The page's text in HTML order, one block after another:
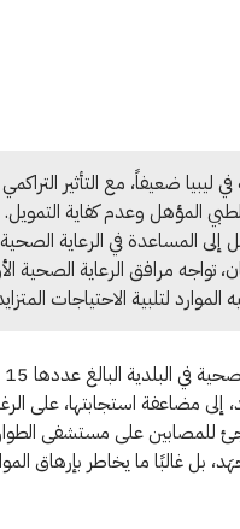
في ليبيا ضعيفاً، مع التأثير التراكمي
المؤهل وعدم كفاية
المساعدة في الرعاية
مرافق الرعاية الصحية
لتلبية الاحتياجات
إلى مضاعفة استجابتها، على
للمصابين على مستشفى
غالبًا ما يخاطر بإرهاق